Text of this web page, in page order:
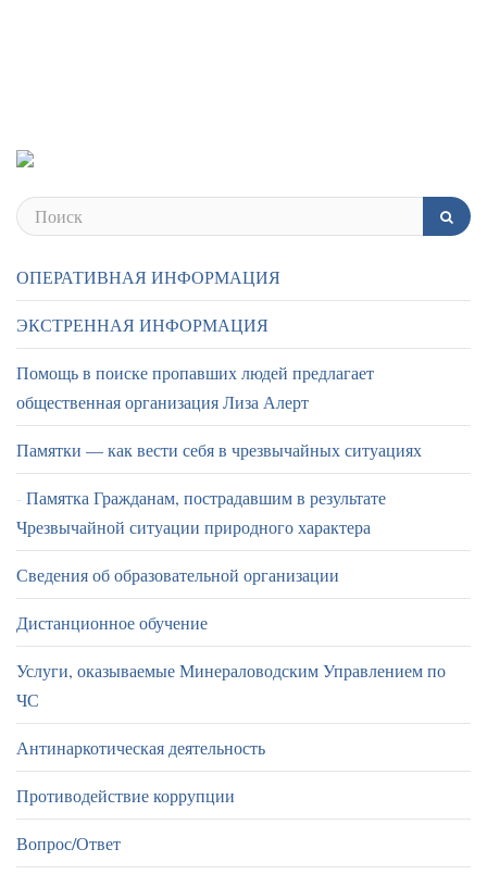
ОПЕРАТИВНАЯ ИНФОРМАЦИЯ
ЭКСТРЕННАЯ ИНФОРМАЦИЯ
Помощь в поиске пропавших людей предлагает
общественная организация Лиза Алерт
Памятки — как вести себя в чрезвычайных ситуациях
Памятка Гражданам, пострадавшим в результате
Чрезвычайной ситуации природного характера
Сведения об образовательной организации
Дистанционное обучение
Услуги, оказываемые Минераловодским Управлением по
ЧС
Антинаркотическая деятельность
Противодействие коррупции
Вопрос/Ответ